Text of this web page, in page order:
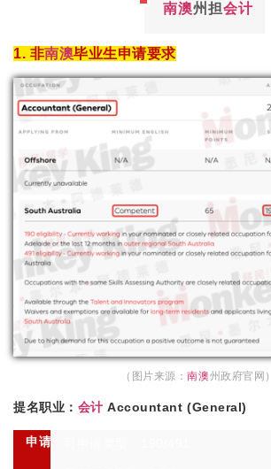
南澳州担会计
1. 非南澳毕业生申请要求
（图片来源：南澳州政府官网）
提名职业： 会计 Accountant (General)
申请条件